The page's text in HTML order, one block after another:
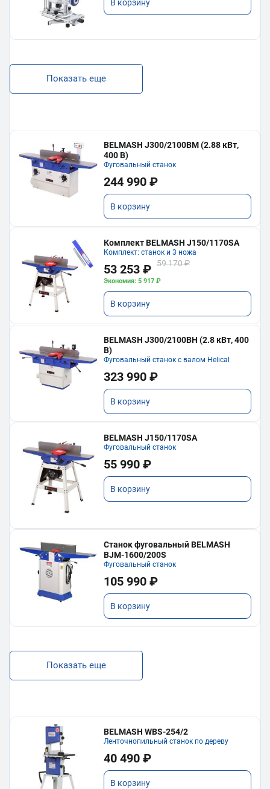
В корзину
Показать еще
BELMASH J300/2100ВМ (2.88 кВт,
400 В)
Фуговальный станок
244 990 ₽
В корзину
Комплект BELMASH J150/1170SA
Комплект: станок и 3 ножа
53 253 ₽ 59 170 ₽
Экономия: 5 917 ₽
В корзину
BELMASH J300/2100ВH (2.8 кВт, 400
В)
Фуговальный станок с валом Helical
323 990 ₽
В корзину
BELMASH J150/1170SA
Фуговальный станок
55 990 ₽
В корзину
Станок фуговальный BELMASH
BJM-1600/200S
Фуговальный станок
105 990 ₽
В корзину
Показать еще
BELMASH WBS-254/2
Ленточнопильный станок по дереву
40 490 ₽
В корзину